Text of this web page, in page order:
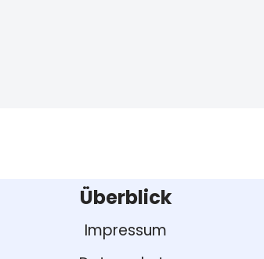
Überblick
Impressum